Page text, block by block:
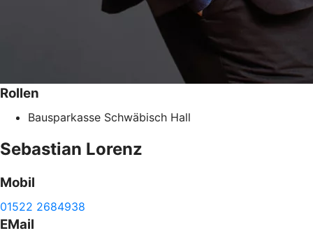
Rollen
Bausparkasse Schwäbisch Hall
Sebastian Lorenz
Mobil
01522 2684938
EMail